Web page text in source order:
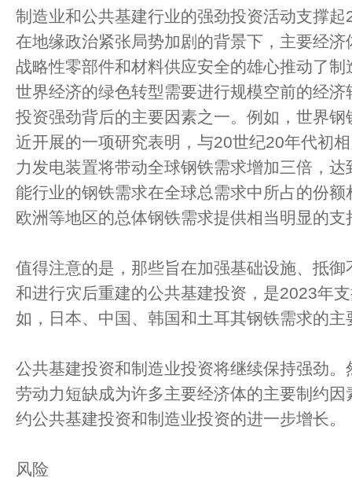
制造业和公共基建行业的强劲投资活动支撑
在地缘政治紧张局势加剧的背景下，主要经
战略性零部件和材料供应安全的雄心推动了
世界经济的绿色转型需要进行规模空前的经
投资强劲背后的主要因素之一。例如，世界
近开展的一项研究表明，与20世纪20年代初
力发电装置将带动全球钢铁需求增加三倍，
能行业的钢铁需求在全球总需求中所占的份
欧洲等地区的总体钢铁需求提供相当明显的支
值得注意的是，那些旨在加强基础设施、抵
和进行灾后重建的公共基建投资，是2023年
如，日本、中国、韩国和土耳其钢铁需求的主
公共基建投资和制造业投资将继续保持强劲
劳动力短缺成为许多主要经济体的主要制约
约公共基建投资和制造业投资的进一步增长。
风险